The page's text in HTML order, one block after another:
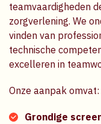
teamvaardigheden
zorgverlening. We
vinden van
technische
excelleren in
Onze aanpak omvat:
Grondige